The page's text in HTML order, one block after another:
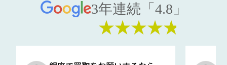
3年連続「4.8」
★★★★★